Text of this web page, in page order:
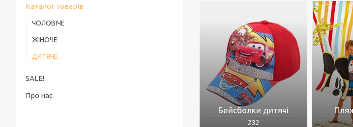
Бейсболки дитячі
232
Каталог товарів
ЧОЛОВІЧЕ
ЖІНОЧЕ
ДИТЯЧЕ
SALE!
Про нас